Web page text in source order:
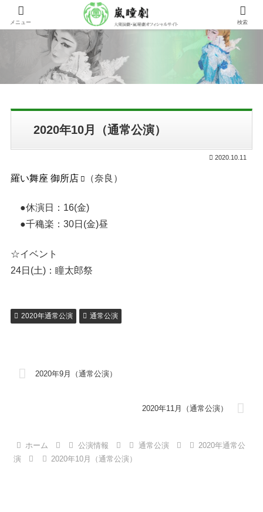
2020年10月（通常公演）
2020.10.11
羅い舞座 御所店 （奈良）
●休演日：16(金)
●千穐楽：30日(金)昼
☆イベント
24日(土)：瞳太郎祭
2020年通常公演 通常公演
2020年9月（通常公演）
2020年11月（通常公演）
ホーム 公演情報 通常公演
2020年通常公
演
2020年10月（通常公演）
メニュー 検索